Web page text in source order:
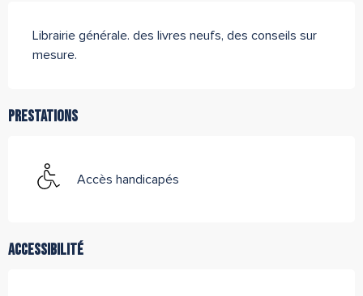
Description
Librairie générale. des livres neufs, des conseils sur
mesure.
Prestations
Accès handicapés
Accessibilité